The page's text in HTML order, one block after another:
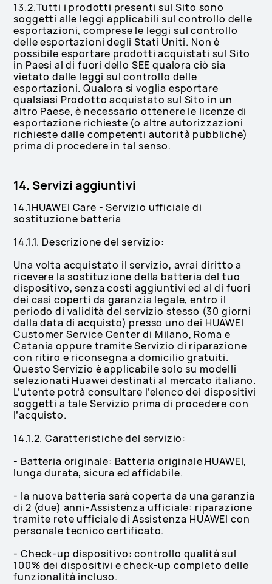
13.2.Tutti i prodotti presenti sul Sito sono
soggetti alle leggi applicabili sul controllo delle
esportazioni, comprese le leggi sul controllo
delle esportazioni degli Stati Uniti. Non è
possibile esportare prodotti acquistati sul Sito
in Paesi al di fuori dello SEE qualora ciò sia
vietato dalle leggi sul controllo delle
esportazioni. Qualora si voglia esportare
qualsiasi Prodotto acquistato sul Sito in un
altro Paese, è necessario ottenere le licenze di
esportazione richieste (o altre autorizzazioni
richieste dalle competenti autorità pubbliche)
prima di procedere in tal senso.
14. Servizi aggiuntivi
14.1HUAWEI Care - Servizio ufficiale di
sostituzione batteria
14.1.1. Descrizione del servizio:
Una volta acquistato il servizio, avrai diritto a
ricevere la sostituzione della batteria del tuo
dispositivo, senza costi aggiuntivi ed al di fuori
dei casi coperti da garanzia legale, entro il
periodo di validità del servizio stesso (30 giorni
dalla data di acquisto) presso uno dei HUAWEI
Customer Service Center di Milano, Roma e
Catania oppure tramite Servizio di riparazione
con ritiro e riconsegna a domicilio gratuiti.
Questo Servizio è applicabile solo su modelli
selezionati Huawei destinati al mercato italiano.
L’utente potrà consultare l’elenco dei dispositivi
soggetti a tale Servizio prima di procedere con
l’acquisto.
14.1.2. Caratteristiche del servizio:
- Batteria originale: Batteria originale HUAWEI,
lunga durata, sicura ed affidabile.
- la nuova batteria sarà coperta da una garanzia
di 2 (due) anni-Assistenza ufficiale: riparazione
tramite rete ufficiale di Assistenza HUAWEI con
personale tecnico certificato.
- Check-up dispositivo: controllo qualità sul
100% dei dispositivi e check-up completo delle
funzionalità incluso.